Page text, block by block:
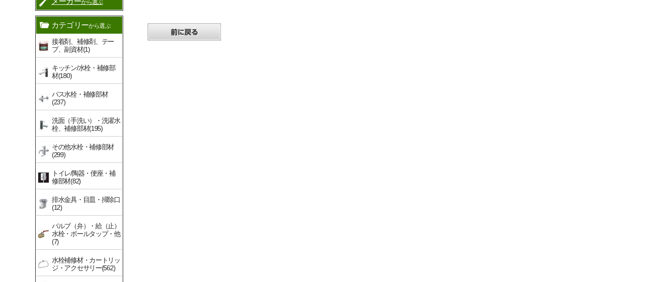
から選ぶ
カテゴリーから選ぶ
接着剤、補修剤、テー
プ、副資材(1)
キッチン/水栓・補修部
材(180)
バス水栓・補修部材
(237)
洗面（手洗い）・洗濯水
栓、補修部材(195)
その他水栓・補修部材
(299)
トイレ/陶器・便座・補
修部材(82)
排水金具・目皿・掃除口
(12)
バルブ（弁）・給（止）
水栓・ボールタップ・他
(7)
水栓補修材・カートリッ
ジ・アクセサリー(562)